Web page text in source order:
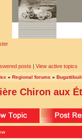
posts | View active topics
» Regional forums »
Chiron aux